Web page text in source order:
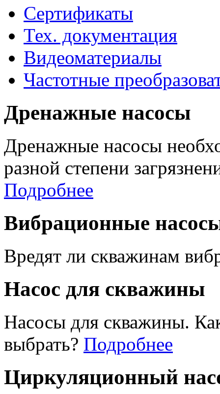
Сертификаты
Тех. документация
Видеоматериалы
Частотные
Дренажные насосы
Дренажные насосы
разной степени
Подробнее
Вибрационные
Вредят ли скважинам
Насос для скважины
Насосы для скважины.
выбрать? Подробнее
Циркуляционный